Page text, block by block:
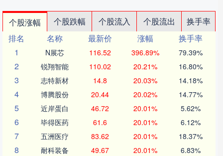
个股涨幅 个股跌幅 个股流入 个股流出
换手率
排名
名称 最新价 涨幅
换手率
1
N展芯 116.52 396.89% 79.39%
2 锐翔智能 110.02 20.21% 16.80%
3 志特新材 14.8 20.03% 14.18%
4 博腾股份 20.44 20.02% 14.77%
5 近岸蛋白 46.72 20.01% 5.62%
6 毕得医药 61.6 20.01% 6.12%
7 五洲医疗 83.62 20.01% 18.37%
8 耐科装备 49.67 20.01% 6.83%